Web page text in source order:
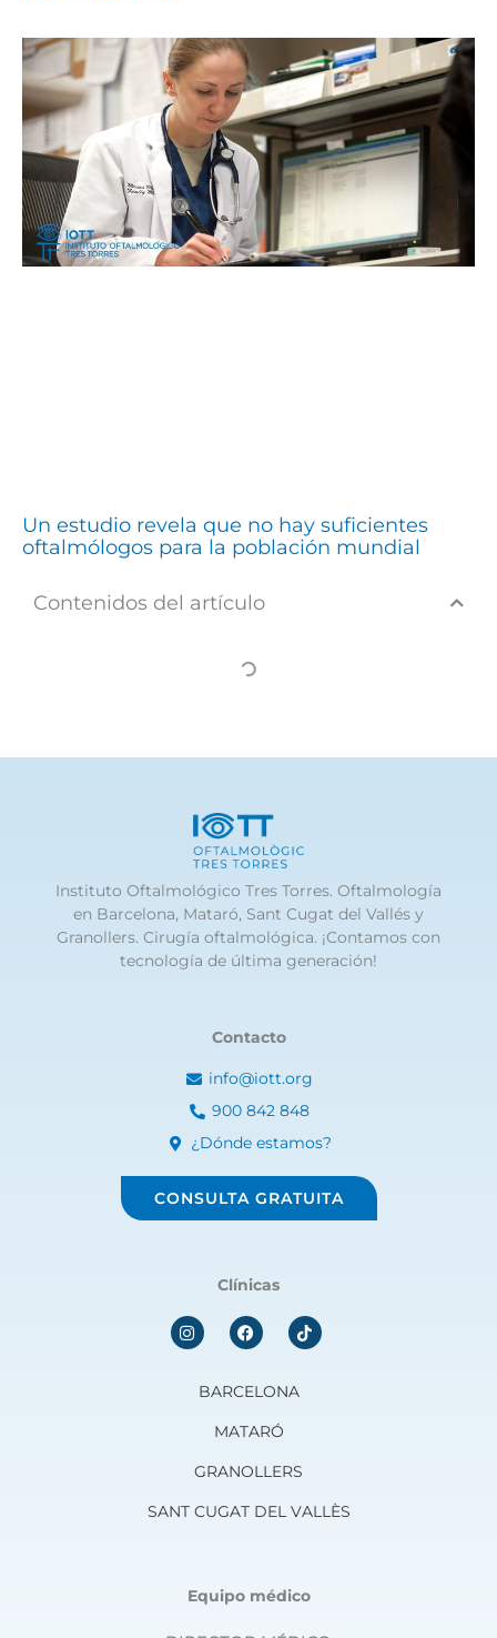
Un estudio revela que no hay suficientes
oftalmólogos para la población mundial
Contenidos del artículo
Instituto Oftalmológico Tres Torres. Oftalmología
en Barcelona, Mataró, Sant Cugat del Vallés y
Granollers. Cirugía oftalmológica. ¡Contamos con
tecnología de última generación!
Contacto
info@iott.org
900 842 848
¿Dónde estamos?
CONSULTA GRATUITA
Clínicas
I
n
F
a
b
o
k
BARCELONA
MATARÓ
GRANOLLERS
SANT CUGAT DEL VALLÈS
Equipo médico